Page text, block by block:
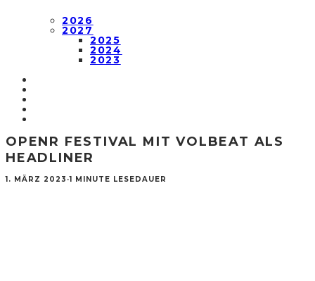
2026
2027
2025
2024
2023
OPENR FESTIVAL MIT VOLBEAT ALS
HEADLINER
1. MÄRZ 2023 ·1 MINUTE LESEDAUER